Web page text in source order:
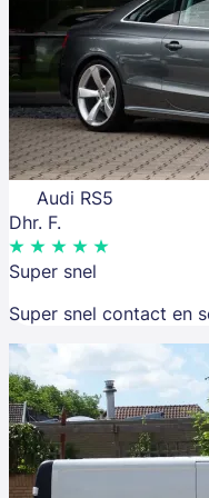
Audi RS5
Dhr. F.
Super snel
Super snel contact en